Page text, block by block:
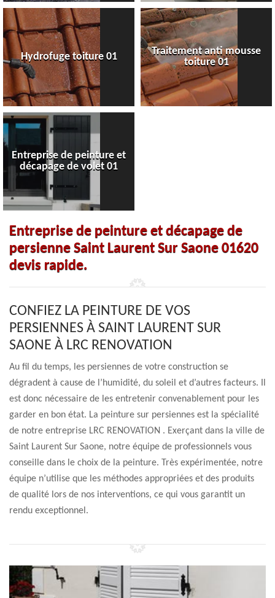
Hydrofuge toiture 01
Traitement anti mousse
toiture 01
Entreprise de peinture et
décapage de volet 01
Entreprise de peinture et décapage de
persienne Saint Laurent Sur Saone 01620
devis rapide.
CONFIEZ LA PEINTURE DE VOS
PERSIENNES À SAINT LAURENT SUR
SAONE À LRC RENOVATION
Au fil du temps, les persiennes de votre construction se
dégradent à cause de l’humidité, du soleil et d’autres facteurs. Il
est donc nécessaire de les entretenir convenablement pour les
garder en bon état. La peinture sur persiennes est la spécialité
de notre entreprise LRC RENOVATION . Exerçant dans la ville de
Saint Laurent Sur Saone, notre équipe de professionnels vous
conseille dans le choix de la peinture. Très expérimentée, notre
équipe n’utilise que les méthodes appropriées et des produits
de qualité lors de nos interventions, ce qui vous garantit un
rendu exceptionnel.